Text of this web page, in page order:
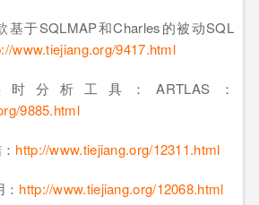
基于SQLMAP和Charles的被动SQL
www.tiejiang.org/9417.html
时分析工具：ARTLAS：
9885.html
http://www.tiejiang.org/12311.html
http://www.tiejiang.org/12068.html